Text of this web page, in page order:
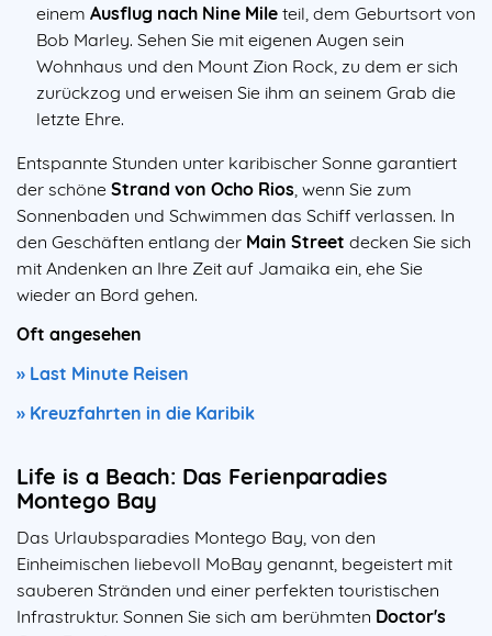
einem Ausflug nach Nine Mile teil, dem Geburtsort von
Bob Marley. Sehen Sie mit eigenen Augen sein
Wohnhaus und den Mount Zion Rock, zu dem er sich
zurückzog und erweisen Sie ihm an seinem Grab die
letzte Ehre.
Entspannte Stunden unter karibischer Sonne garantiert
der schöne Strand von Ocho Rios, wenn Sie zum
Sonnenbaden und Schwimmen das Schiff verlassen. In
den Geschäften entlang der Main Street decken Sie sich
mit Andenken an Ihre Zeit auf Jamaika ein, ehe Sie
wieder an Bord gehen.
Oft angesehen
» Last Minute Reisen
» Kreuzfahrten in die Karibik
Life is a Beach: Das Ferienparadies
Montego Bay
Das Urlaubsparadies Montego Bay, von den
Einheimischen liebevoll MoBay genannt, begeistert mit
sauberen Stränden und einer perfekten touristischen
Infrastruktur. Sonnen Sie sich am berühmten Doctor's